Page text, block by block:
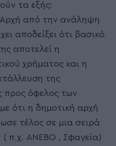
τα εξής:
από την ανάληψη
αποδείξει ότι βασικό
αποτελεί η
χρήματος και η
της
προς όφελος των
ότι η δημοτική αρχή
τέλος σε μια σειρά
( π.χ. ΑΝΕΒΟ , Σφαγεία)